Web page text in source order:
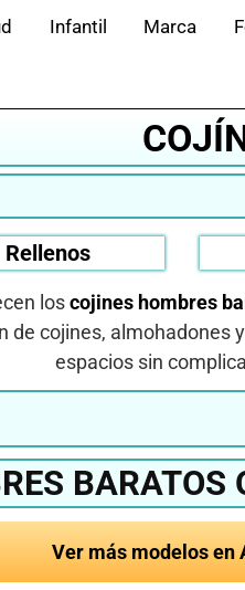
Infantil Marca
Rellenos
loscojines hombres
de cojines,
espacios sin
BARATOS
Ver más modelos en